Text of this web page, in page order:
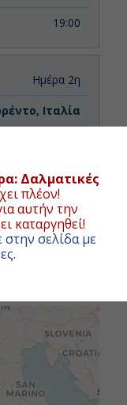
Δαλματικές
πλέον!
αυτήν την
καταργηθεί!
στην σελίδα με
.
19:00
Ημέρα 2η
Ιταλία
18:00
Ημέρα 3η
Ιταλία
Ημέρα 4η